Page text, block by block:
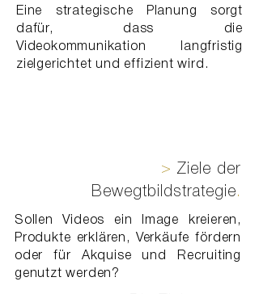
Eine strategische Planung sorgt
dafür, dass die
Videokommunikation langfristig
zielgerichtet und effizient wird.
> Ziele der
Bewegtbildstrategie.
Sollen Videos ein Image kreieren,
Produkte erklären, Verkäufe fördern
oder für Akquise und Recruiting
genutzt werden?